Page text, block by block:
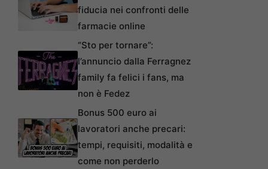
fiducia nei confronti delle
farmacie online
“Sto per tornare”:
l’annuncio dalla Ferragnez
family fa felici i fans, ma
non è Fedez
Bonus 500 euro ai
lavoratori anche precari:
tempi, requisiti, modalità e
come non perderlo